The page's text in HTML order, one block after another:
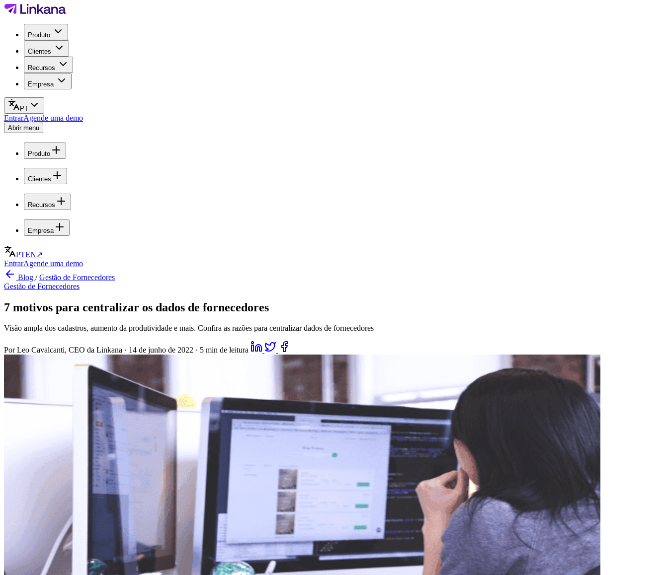
Produto
Clientes
Recursos
Empresa
PT
EntrarAgende uma demo
Abrir menu
Produto
Clientes
Recursos
Empresa
PTEN↗
EntrarAgende uma demo
Blog /Gestão de Fornecedores
Gestão de Fornecedores
7 motivos para centralizar os dados de fornecedores
Visão ampla dos cadastros, aumento da produtividade e mais. Confira as razões para centralizar dados de fornecedores
Por Leo Cavalcanti, CEO da Linkana · 14 de junho de 2022 · 5 min de leitura